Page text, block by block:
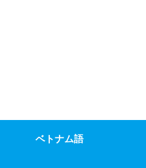
ベトナム語